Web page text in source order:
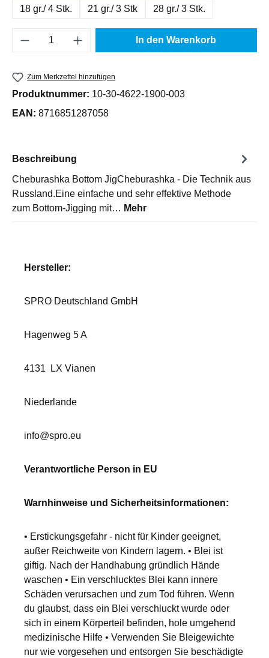
18 gr./ 4 Stk.
21 gr./ 3 Stk 28 gr./ 3 Stk.
Produkt Anzahl: Gib den gewünschten
In den Warenkorb
Zum Merkzettel hinzufügen
Produktnummer: 10-30-4622-1900-003
EAN: 8716851287058
Beschreibung
Cheburashka Bottom JigCheburashka - Die Technik aus
Russland.Eine einfache und sehr effektive Methode
zum Bottom-Jigging mit… Mehr
Hersteller:
SPRO Deutschland GmbH
Hagenweg 5 A
4131 LX Vianen
Niederlande
info@spro.eu
Verantwortliche Person in EU
Warnhinweise und Sicherheitsinformationen:
• Erstickungsgefahr - nicht für Kinder geeignet,
außer Reichweite von Kindern lagern. • Blei ist
giftig. Nach der Handhabung gründlich Hände
waschen • Ein verschlucktes Blei kann innere
Schäden verursachen und zum Tod führen. Wenn
du glaubst, dass ein Blei verschluckt wurde oder
sich in einem Körperteil befinden, hole umgehend
medizinische Hilfe • Verwenden Sie Bleigewichte
nur wie vorgesehen und entsorgen Sie beschädigte